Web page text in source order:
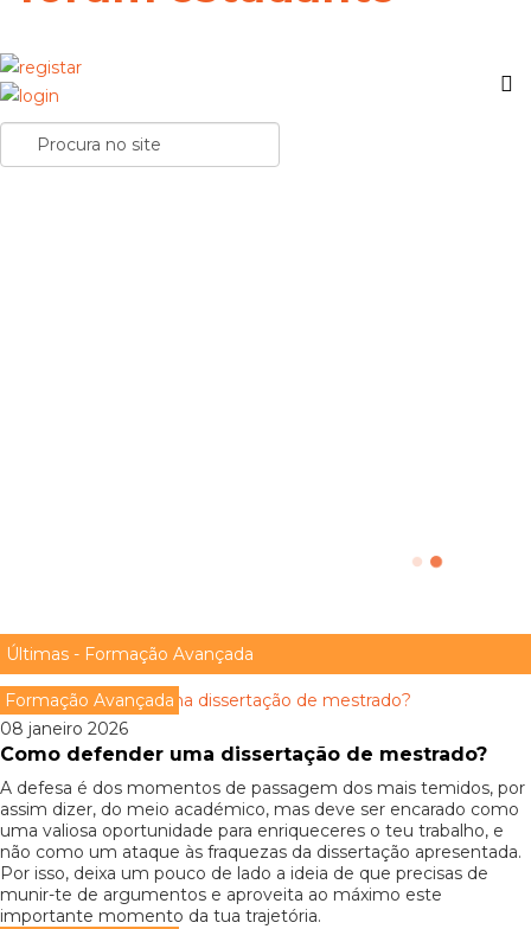
Últimas - Formação Avançada
Formação Avançada
08 janeiro 2026
Como defender uma dissertação de mestrado?
A defesa é dos momentos de passagem dos mais temidos, por
assim dizer, do meio académico, mas deve ser encarado como
uma valiosa oportunidade para enriqueceres o teu trabalho, e
não como um ataque às fraquezas da dissertação apresentada.
Por isso, deixa um pouco de lado a ideia de que precisas de
munir-te de argumentos e aproveita ao máximo este
importante momento da tua trajetória.